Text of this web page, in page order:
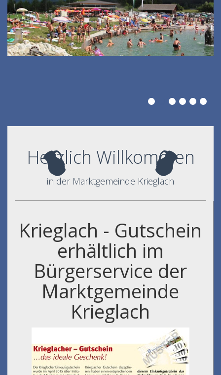
Herzlich Willkommen
in der Marktgemeinde Krieglach
Krieglach - Gutschein
erhältlich im
Bürgerservice der
Marktgemeinde
Krieglach